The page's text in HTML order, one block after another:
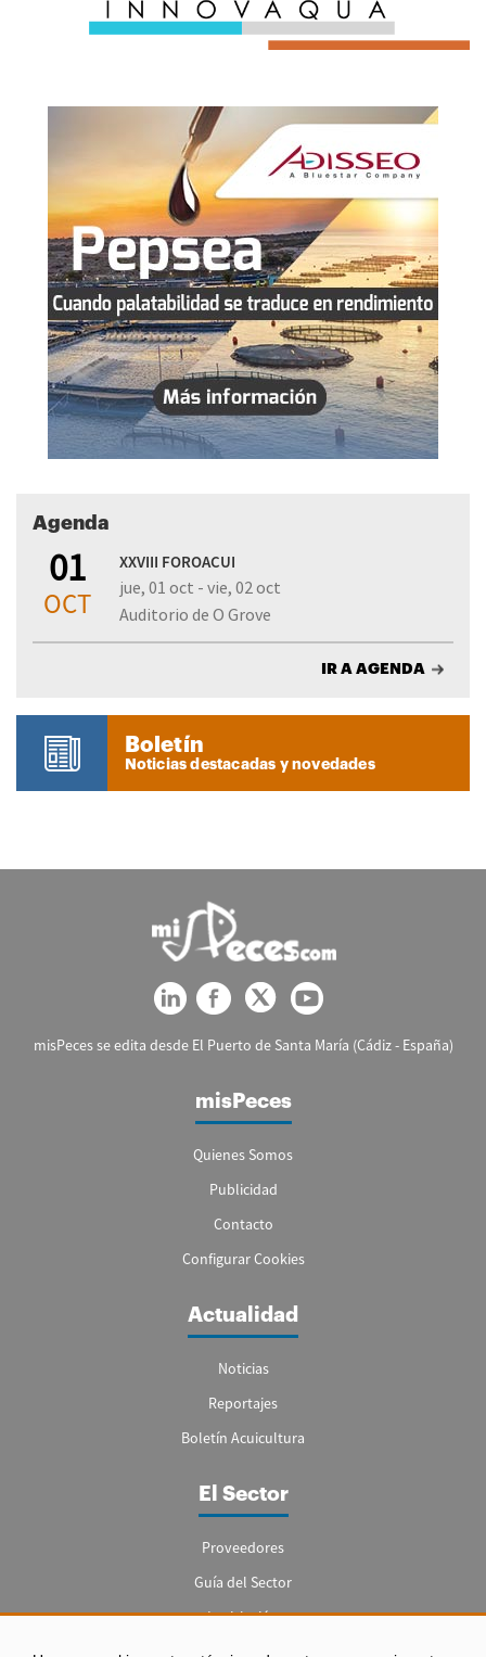
Agenda
01
OCT
XXVIII FOROACUI
jue, 01 oct - vie, 02 oct
Auditorio de O Grove
IR A AGENDA
Boletín
Noticias destacadas y novedades
misPeces se edita desde El Puerto de Santa María (Cádiz - España)
misPeces
Quienes Somos
Publicidad
Contacto
Configurar Cookies
Actualidad
Noticias
Reportajes
Boletín Acuicultura
El Sector
Proveedores
Guía del Sector
Legislación
Empleo